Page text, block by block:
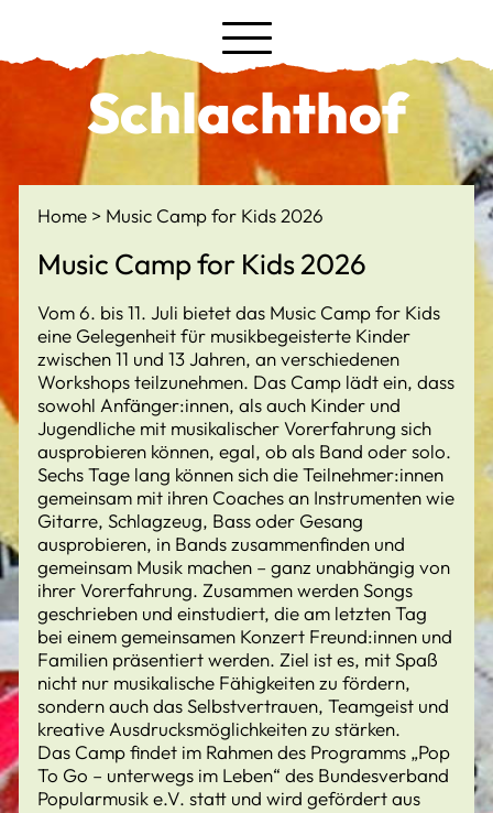
Schlachthof
Home Music Camp for Kids 2026
Music Camp for Kids 2026
Vom 6. bis 11. Juli bietet das Music Camp for Kids
eine Gelegenheit für musikbegeisterte Kinder
zwischen 11 und 13 Jahren, an verschiedenen
Workshops teilzunehmen. Das Camp lädt ein, dass
sowohl Anfänger:innen, als auch Kinder und
Jugendliche mit musikalischer Vorerfahrung sich
ausprobieren können, egal, ob als Band oder solo.
Sechs Tage lang können sich die Teilnehmer:innen
gemeinsam mit ihren Coaches an Instrumenten wie
Gitarre, Schlagzeug, Bass oder Gesang
ausprobieren, in Bands zusammenfinden und
gemeinsam Musik machen – ganz unabhängig von
ihrer Vorerfahrung. Zusammen werden Songs
geschrieben und einstudiert, die am letzten Tag
bei einem gemeinsamen Konzert Freund:innen und
Familien präsentiert werden. Ziel ist es, mit Spaß
nicht nur musikalische Fähigkeiten zu fördern,
sondern auch das Selbstvertrauen, Teamgeist und
kreative Ausdrucksmöglichkeiten zu stärken.
Das Camp findet im Rahmen des Programms „Pop
To Go – unterwegs im Leben“ des Bundesverband
Popularmusik e.V. statt und wird gefördert aus